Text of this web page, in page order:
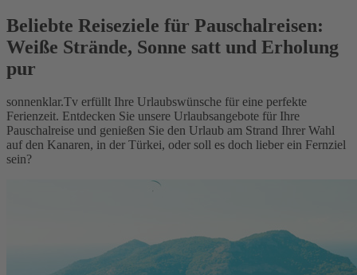
Beliebte Reiseziele für Pauschalreisen:
Weiße Strände, Sonne satt und Erholung
pur
sonnenklar.Tv erfüllt Ihre Urlaubswünsche für eine perfekte
Ferienzeit. Entdecken Sie unsere Urlaubsangebote für Ihre
Pauschalreise und genießen Sie den Urlaub am Strand Ihrer Wahl
auf den Kanaren, in der Türkei, oder soll es doch lieber ein Fernziel
sein?